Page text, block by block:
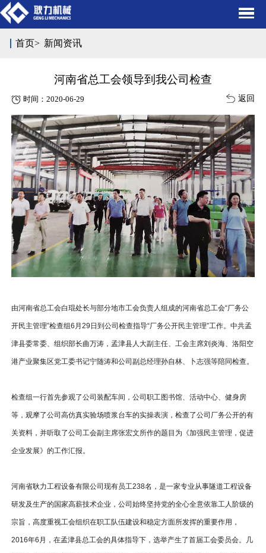
首页> 新闻资讯
河南省总工会领导到我公司检查
时间：2020-06-29 返回
由河南省总工会白琨处长与部分地市工会负责人组成的河南省总工会“厂务公
开民主管理”检查组6月29日到公司检查指导“厂务公开民主管理”工作。中共孟
津县委常委、组织部长曲万涛，孟津县人大副主任、工会主席刘炎海、洛阳空
港产业聚集区党工委书记宁随涛和公司副总经理孙自林、卜志强等陪同检查。
检查组一行首先参观了公司装配车间，公司职工图书馆、活动中心、健身房
等，观摩了公司高仿真实验场喷浆台车的实操表演，检查了公司厂务公开的有
关资料，并听取了公司工会副主席张宏文所作的题目为《加强民主管理，促进
企业发展》的工作汇报。
河南省耿力工程设备有限公司现有员工238名，是一家专业从事隧道工程设备
研发及生产的国家高薪技术企业，公司始终坚持党的全心全意依靠工人阶级的
宗旨，高度重视工会组织在职工队伍建设和稳定方面所发挥的重要作用，
2016年6月，在孟津县总工会的具体指导下，选举产生了首届工会委员会。几